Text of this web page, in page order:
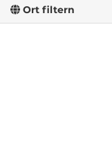
Ort filtern